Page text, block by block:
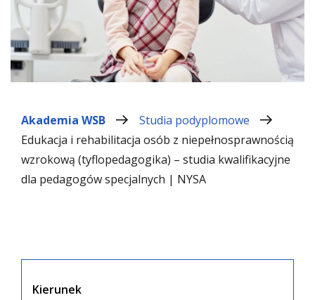
Akademia WSB
Studia podyplomowe
Edukacja i rehabilitacja osób z niepełnosprawnością
wzrokową (tyflopedagogika) – studia kwalifikacyjne
dla pedagogów specjalnych | NYSA
Kierunek